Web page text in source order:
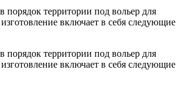
порядок территории под вольер для
включает в себя следующие
порядок территории под вольер для
включает в себя следующие